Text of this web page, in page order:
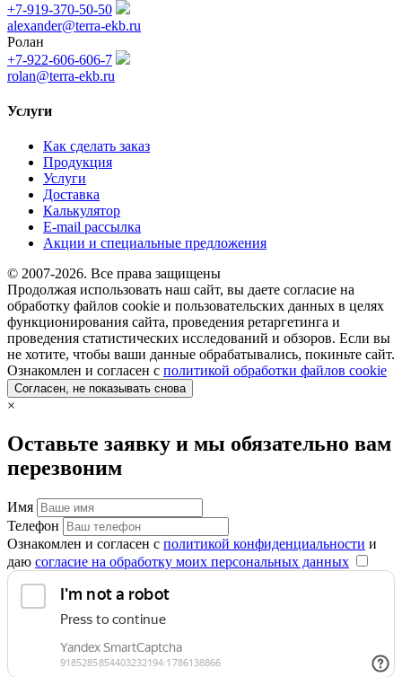
+7-919-370-50-50
alexander@terra-ekb.ru
Ролан
+7-922-606-606-7
rolan@terra-ekb.ru
Услуги
Как сделать заказ
Продукция
Услуги
Доставка
Калькулятор
E-mail рассылка
Акции и специальные предложения
© 2007-2026. Все права защищены
Продолжая использовать наш сайт, вы даете согласие на
обработку файлов cookie и пользовательских данных в целях
функционирования сайта, проведения ретаргетинга и
проведения статистических исследований и обзоров. Если вы
не хотите, чтобы ваши данные обрабатывались, покиньте сайт.
Ознакомлен и согласен с политикой обработки файлов cookie
Согласен, не показывать снова
×
Оставьте заявку и мы обязательно вам
перезвоним
Имя
Телефон
Ознакомлен и согласен с политикой конфиденциальности и
даю согласие на обработку моих персональных данных